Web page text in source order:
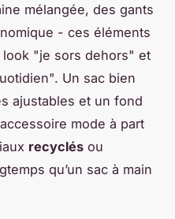
mélangée, des gants
- ces éléments
"je sors dehors" et
Un sac bien
ajustables et un fond
mode à part
recyclés ou
qu’un sac à main